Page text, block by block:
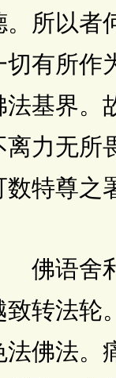
。所以者
切有所作
法基界。
离力无所
数特尊之
语舍利
致转法轮
法佛法。